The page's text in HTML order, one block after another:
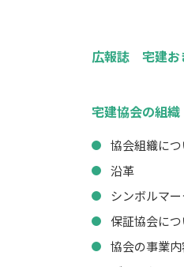
広報誌 宅建お
宅建協会の組
協会組織に
沿革
シンボルマー
保証協会に
協会の事業